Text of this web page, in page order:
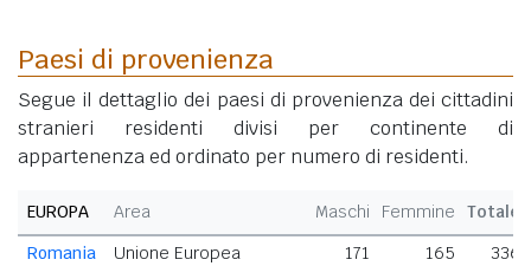
Paesi di provenienza
Segue il dettaglio dei paesi di provenienza dei cittadini
stranieri residenti divisi per continente di
appartenenza ed ordinato per numero di residenti.
EUROPA Area Maschi Femmine
Totale
Romania
Unione Europea 171 165
336